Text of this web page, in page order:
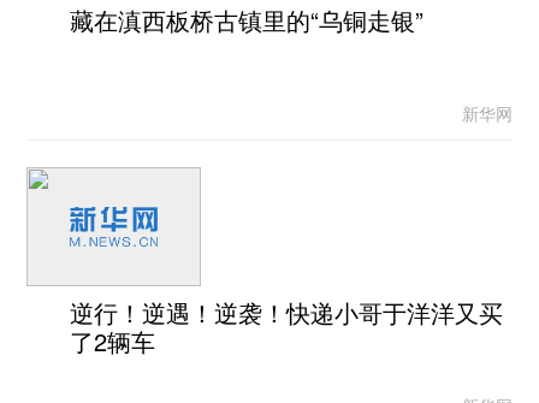
藏在滇西板桥古镇里的“乌铜走银”
新华网
逆行！逆遇！逆袭！快递小哥于洋洋又买
了2辆车